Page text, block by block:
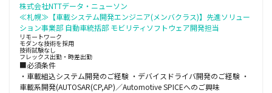
株式会社NTTデータ・ニューソン
≪札幌≫【車載システム開発エンジニア(メンバクラス)】先進ソリュー
ション事業部 自動車統括部 モビリティソフトウェア開発担当
リモートワーク
モダンな技術を採用
技術試験なし
フレックス出勤・時差出勤
■必須条件
・車載組込システム開発のご経験 ・デバイスドライバ開発のご経験 ・
車載系開発(AUTOSAR(CP,AP)／Automotive SPICEへのご興味